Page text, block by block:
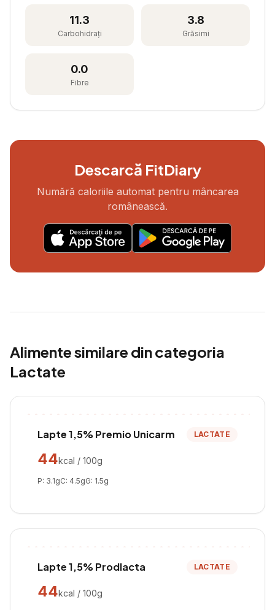
11.3
Carbohidrați
3.8
Grăsimi
0.0
Fibre
Descarcă FitDiary
Numără caloriile automat pentru mâncarea
românească.
Alimente similare din categoria
Lactate
Lapte 1,5% Premio Unicarm LACTATE
44kcal / 100g
P: 3.1gC: 4.5gG: 1.5g
Lapte 1,5% Prodlacta LACTATE
44kcal / 100g